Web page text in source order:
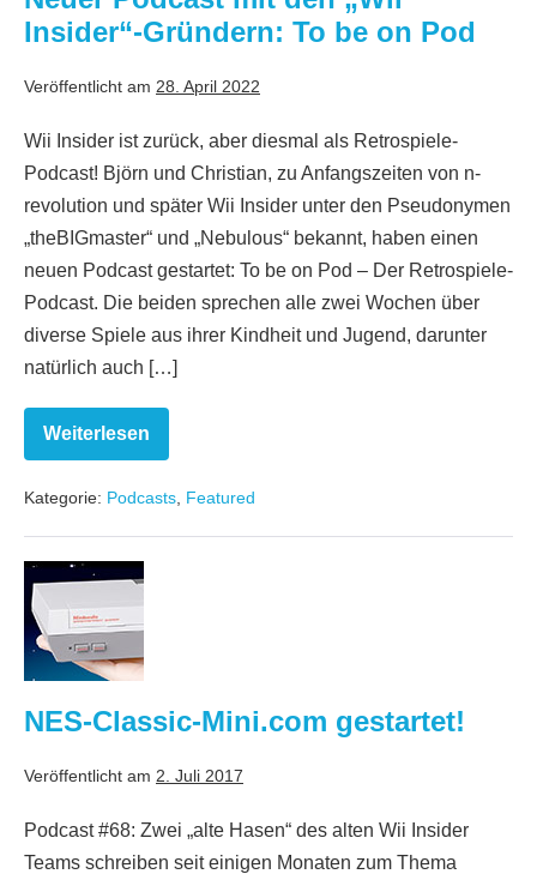
Pod
Insider“-Gründern: To be on Pod
Veröffentlicht am 28. April 2022
Wii Insider ist zurück, aber diesmal als Retrospiele-
Podcast! Björn und Christian, zu Anfangszeiten von n-
revolution und später Wii Insider unter den Pseudonymen
„theBIGmaster“ und „Nebulous“ bekannt, haben einen
neuen Podcast gestartet: To be on Pod – Der Retrospiele-
Podcast. Die beiden sprechen alle zwei Wochen über
diverse Spiele aus ihrer Kindheit und Jugend, darunter
natürlich auch […]
Weiterlesen
Neuer
Podcast
den
Insider“-
To
on
Pod
Kategorie: Podcasts Featured
NES-
Classic-
Mini.com
gestartet!
NES-Classic-Mini.com gestartet!
Veröffentlicht am 2. Juli 2017
Podcast #68: Zwei „alte Hasen“ des alten Wii Insider
Teams schreiben seit einigen Monaten zum Thema